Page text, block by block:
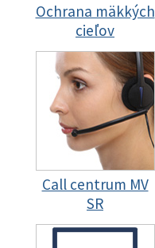
Ochrana mäkkých
cieľov
Call centrum MV
SR